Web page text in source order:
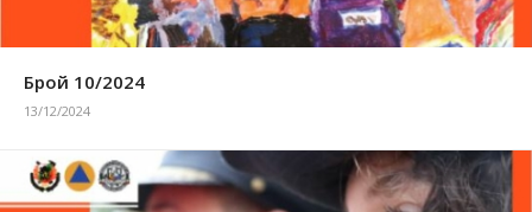
Брой 10/2024
13/12/2024